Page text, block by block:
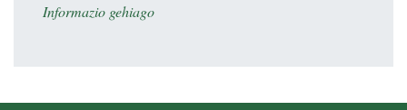
Informazio gehiago